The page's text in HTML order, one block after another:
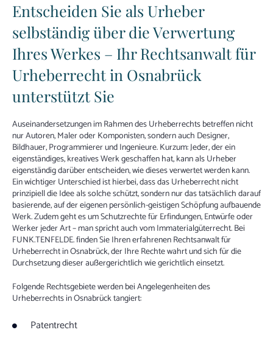
Entscheiden Sie als Urheber
selbständig über die Verwertung
Ihres Werkes – Ihr Rechtsanwalt für
Urheberrecht in Osnabrück
unterstützt Sie
Auseinandersetzungen im Rahmen des Urheberrechts betreffen nicht
nur Autoren, Maler oder Komponisten, sondern auch Designer,
Bildhauer, Programmierer und Ingenieure. Kurzum: Jeder, der ein
eigenständiges, kreatives Werk geschaffen hat, kann als Urheber
eigenständig darüber entscheiden, wie dieses verwertet werden kann.
Ein wichtiger Unterschied ist hierbei, dass das Urheberrecht nicht
prinzipiell die Idee als solche schützt, sondern nur das tatsächlich darauf
basierende, auf der eigenen persönlich-geistigen Schöpfung aufbauende
Werk. Zudem geht es um Schutzrechte für Erfindungen, Entwürfe oder
Werker jeder Art – man spricht auch vom Immaterialgüterrecht. Bei
FUNK.TENFELDE. finden Sie Ihren erfahrenen Rechtsanwalt für
Urheberrecht in Osnabrück, der Ihre Rechte wahrt und sich für die
Durchsetzung dieser außergerichtlich wie gerichtlich einsetzt.
Folgende Rechtsgebiete werden bei Angelegenheiten des
Urheberrechts in Osnabrück tangiert:
Patentrecht